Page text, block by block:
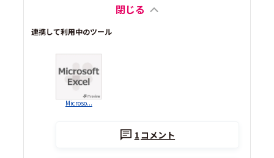
閉じる
連携して利用中のツール
Microso...
1 コメント